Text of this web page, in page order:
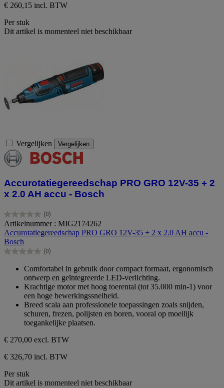
€ 260,15 incl. BTW
Per stuk
Dit artikel is momenteel niet beschikbaar
Vergelijken Vergelijken
Accurotatiegereedschap PRO GRO 12V-35 + 2
x 2.0 AH accu - Bosch
(0)
0.0
van
de
5
sterren.
Artikelnummer : MIG2174262
Accurotatiegereedschap PRO GRO 12V-35 + 2 x 2.0 AH accu -
Bosch
(0)
0.0
sterren.
Comfortabel in gebruik door compact formaat, ergonomisch
ontwerp en geïntegreerde LED-verlichting.
Krachtige motor met hoog toerental (tot 35.000 min-1) voor
een hoge bewerkingssnelheid.
Breed scala aan professionele toepassingen zoals snijden,
schuren, frezen, polijsten en boren, vooral op moeilijk
toegankelijke plaatsen.
€ 270,00 excl. BTW
€ 326,70 incl. BTW
Per stuk
Dit artikel is momenteel niet beschikbaar